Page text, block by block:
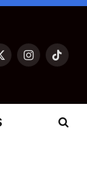
Instagram
TikTok